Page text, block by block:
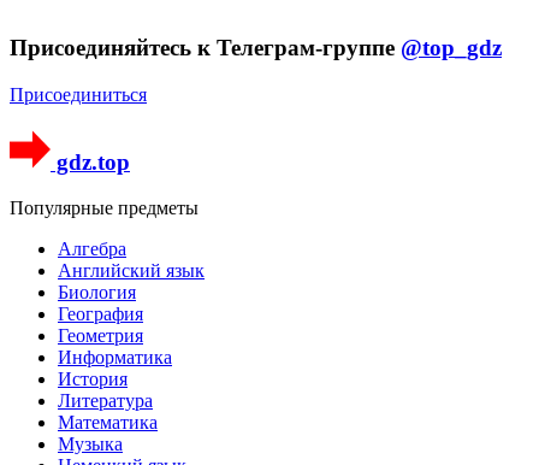
Присоединяйтесь к Телеграм-группе @top_gdz
Присоединиться
gdz.top
Популярные предметы
Алгебра
Английский язык
Биология
География
Геометрия
Информатика
История
Литература
Математика
Музыка